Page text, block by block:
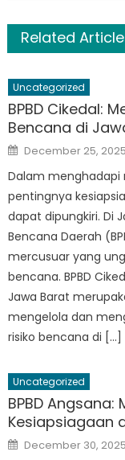
Related
Uncategorized
BPBD Cikedal:
Bencana di
Posted
on
December 25, 2025
Dalam
pentingnya
dapat dipungkiri. Di
Bencana Daerah
mercusuar yang
bencana. BPBD
Jawa Barat
mengelola dan
risiko bencana di […]
Uncategorized
BPBD
Kesiapsiagaan
Posted
on
December 30, 2025